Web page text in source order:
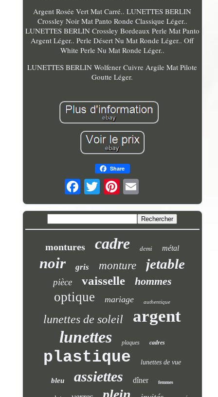
Argent Rosée Vert Mat Carré.. LUNETTES BERLIN
Crossley Noir Mat Panto Ronde Classique Léger..
LUNETTES BERLIN Crossley Bordeaux Perle Mat Panto
Argent Léger.. Perle Désert Nu Mat Ronde Léger.. Off
White Perle Nu Mat Ronde Léger..
LUNETTES BERLIN Wolfener Cuivre Argile Mat Pilote
Goutte Léger.
Share
montures cadre demi métal
noir gris monture jetable
pièce vaisselle hommes
optique mariage authentique
lunettes de soleil argent
lunettes plaques cadres
plastique lunettes de vue
bleu assiettes dîner femmes